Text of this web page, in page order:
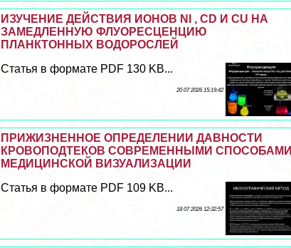
ИЗУЧЕНИЕ ДЕЙСТВИЯ ИОНОВ NI , CD И CU НА
ЗАМЕДЛЕННУЮ ФЛУОРЕСЦЕНЦИЮ
ПЛАНКТОННЫХ ВОДОРОСЛЕЙ
Статья в формате PDF 130 KB...
20 07 2026 15:19:42
ПРИЖИЗНЕННОЕ ОПРЕДЕЛЕНИИ ДАВНОСТИ
КРОВОПОДТЕКОВ СОВРЕМЕННЫМИ СПОСОБАМИ
МЕДИЦИНСКОЙ ВИЗУАЛИЗАЦИИ
Статья в формате PDF 109 KB...
18 07 2026 12:32:57